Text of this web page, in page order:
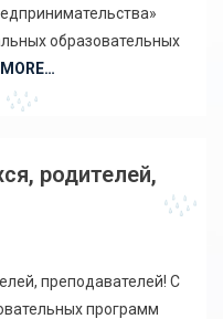
образовательных
MORE…
родителей,
преподавателей! С
программ